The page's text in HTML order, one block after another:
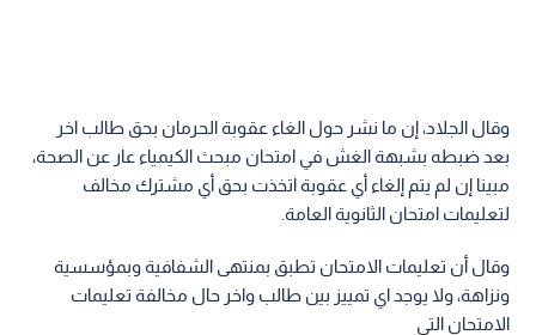
وقال الجلاد، إن ما نشر حول الغاء عقوبة الحرمان بحق طالب اخر
بعد ضبطه بشبهة الغش في امتحان مبحث الكيمياء عار عن الصحة،
مبينا إن لم يتم إلغاء أي عقوبة اتخذت بحق أي مشترك مخالف
لتعليمات امتحان الثانوية العامة.
وقال أن تعليمات الامتحان تطبق بمنتهى الشفافية وبمؤسسية
ونزاهة، ولا يوجد اي تمييز بين طالب واخر حال مخالفة تعليمات
الامتحان التي